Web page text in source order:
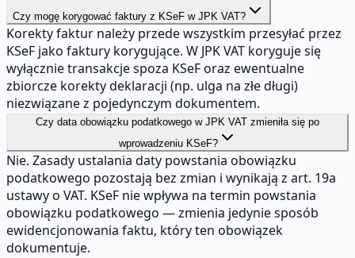
Czy mogę korygować faktury z KSeF w JPK VAT?
Korekty faktur należy przede wszystkim przesyłać przez
KSeF jako faktury korygujące. W JPK VAT koryguje się
wyłącznie transakcje spoza KSeF oraz ewentualne
zbiorcze korekty deklaracji (np. ulga na złe długi)
niezwiązane z pojedynczym dokumentem.
Czy data obowiązku podatkowego w JPK VAT zmieniła się po
wprowadzeniu KSeF?
Nie. Zasady ustalania daty powstania obowiązku
podatkowego pozostają bez zmian i wynikają z art. 19a
ustawy o VAT. KSeF nie wpływa na termin powstania
obowiązku podatkowego — zmienia jedynie sposób
ewidencjonowania faktu, który ten obowiązek
dokumentuje.